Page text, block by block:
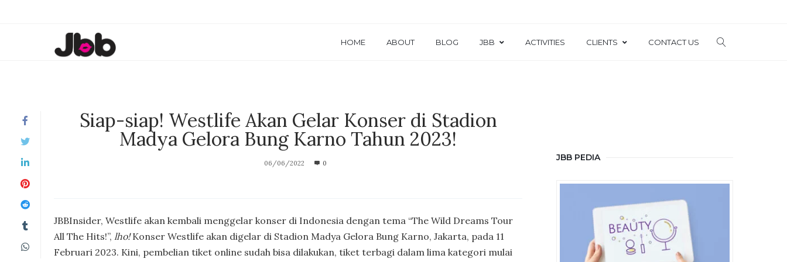
HOME ABOUT BLOG JBB ACTIVITIES CLIENTS CONTACT US
Siap-siap! Westlife Akan Gelar Konser di Stadion
Madya Gelora Bung Karno Tahun 2023!
06/06/2022 0
JBBInsider, Westlife akan kembali menggelar konser di Indonesia dengan tema “The Wild Dreams Tour
All The Hits!”, lho!Konser Westlife akan digelar di Stadion Madya Gelora Bung Karno, Jakarta, pada 11
Februari 2023. Kini, pembelian tiket online sudah bisa dilakukan, tiket terbagi dalam lima kategori mulai
JBB PEDIA